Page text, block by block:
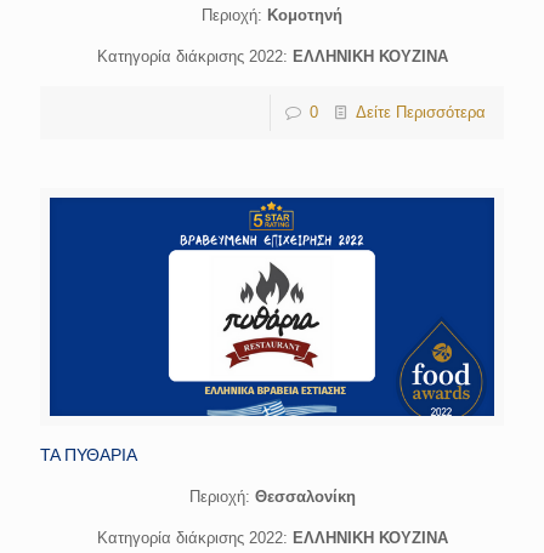
Περιοχή: Κομοτηνή
Κατηγορία διάκρισης 2022: ΕΛΛΗΝΙΚΗ ΚΟΥΖΙΝΑ
0 Δείτε Περισσότερα
ΤΑ ΠΥΘΑΡΙΑ
Περιοχή: Θεσσαλονίκη
Κατηγορία διάκρισης 2022: ΕΛΛΗΝΙΚΗ ΚΟΥΖΙΝΑ